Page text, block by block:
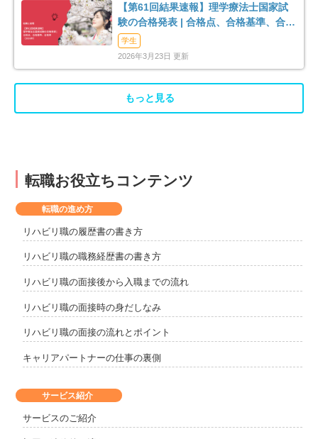
【第61回結果速報】理学療法士国家試
験の合格発表 | 合格点、合格基準、合格
率（2026年）
学生
2026年3月23日 更新
もっと見る
転職お役立ちコンテンツ
サービス紹介
サービスのご紹介
転職の進め方
リハビリ職の履歴書の書き方
リハビリ職の職務経歴書の書き方
リハビリ職の面接後から入職までの流れ
リハビリ職の面接時の身だしなみ
リハビリ職の面接の流れとポイント
キャリアパートナーの仕事の裏側